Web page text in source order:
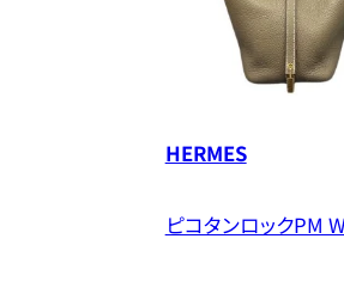
HERMES
ピコタンロックPM